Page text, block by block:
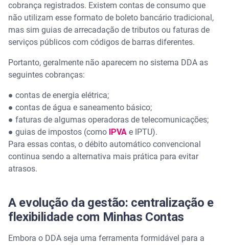
cobrança registrados. Existem contas de consumo que
não utilizam esse formato de boleto bancário tradicional,
mas sim guias de arrecadação de tributos ou faturas de
serviços públicos com códigos de barras diferentes.
Portanto, geralmente não aparecem no sistema DDA as
seguintes cobranças:
● contas de energia elétrica;
● contas de água e saneamento básico;
● faturas de algumas operadoras de telecomunicações;
● guias de impostos (como IPVA e IPTU).
Para essas contas, o débito automático convencional
continua sendo a alternativa mais prática para evitar
atrasos.
A evolução da gestão: centralização e
flexibilidade com Minhas Contas
Embora o DDA seja uma ferramenta formidável para a